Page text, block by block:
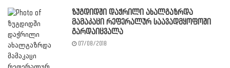
ზუგდიდში დაჭრილი ახალგაზრდა
მამაკაცი რეფერალურ საავადმყოფოში
გარდაიცვალა
07/08/2018